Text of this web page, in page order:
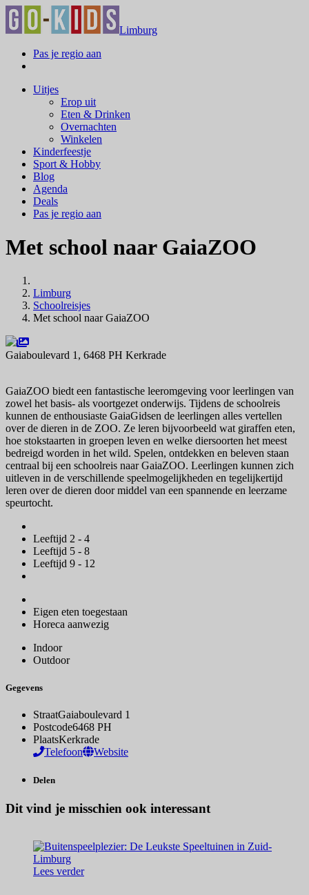
Limburg
Pas je regio aan
Uitjes
Erop uit
Eten & Drinken
Overnachten
Winkelen
Kinderfeestje
Sport & Hobby
Blog
Agenda
Deals
Pas je regio aan
Met school naar GaiaZOO
Limburg
Schoolreisjes
Met school naar GaiaZOO
Gaiaboulevard 1, 6468 PH Kerkrade
GaiaZOO biedt een fantastische leeromgeving voor leerlingen van
zowel het basis- als voortgezet onderwijs. Tijdens de schoolreis
kunnen de enthousiaste GaiaGidsen de leerlingen alles vertellen
over de dieren in de ZOO. Ze leren bijvoorbeeld wat giraffen eten,
hoe stokstaarten in groepen leven en welke diersoorten het meest
bedreigd worden in het wild. Spelen, ontdekken en beleven staan
centraal bij een schoolreis naar GaiaZOO. Leerlingen kunnen zich
uitleven in de verschillende speelmogelijkheden en tegelijkertijd
leren over de dieren door middel van een spannende en leerzame
speurtocht.
Leeftijd 2 - 4
Leeftijd 5 - 8
Leeftijd 9 - 12
Eigen eten toegestaan
Horeca aanwezig
Indoor
Outdoor
Gegevens
StraatGaiaboulevard 1
Postcode6468 PH
PlaatsKerkrade
Telefoon
Website
Delen
Dit vind je misschien ook interessant
Lees verder